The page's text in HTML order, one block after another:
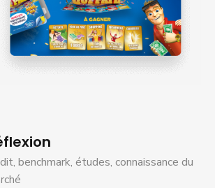
benchmark, études, connaissance du